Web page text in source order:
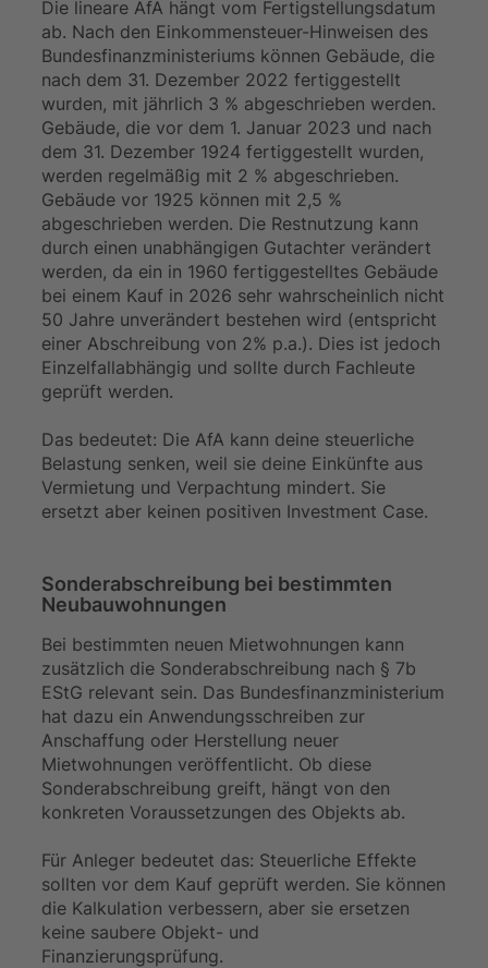
Die lineare AfA hängt vom Fertigstellungsdatum
ab. Nach den Einkommensteuer-Hinweisen des
Bundesfinanzministeriums können Gebäude, die
nach dem 31. Dezember 2022 fertiggestellt
wurden, mit jährlich 3 % abgeschrieben werden.
Gebäude, die vor dem 1. Januar 2023 und nach
dem 31. Dezember 1924 fertiggestellt wurden,
werden regelmäßig mit 2 % abgeschrieben.
Gebäude vor 1925 können mit 2,5 %
abgeschrieben werden. Die Restnutzung kann
durch einen unabhängigen Gutachter verändert
werden, da ein in 1960 fertiggestelltes Gebäude
bei einem Kauf in 2026 sehr wahrscheinlich nicht
50 Jahre unverändert bestehen wird (entspricht
einer Abschreibung von 2% p.a.). Dies ist jedoch
Einzelfallabhängig und sollte durch Fachleute
geprüft werden.
Das bedeutet: Die AfA kann deine steuerliche
Belastung senken, weil sie deine Einkünfte aus
Vermietung und Verpachtung mindert. Sie
ersetzt aber keinen positiven Investment Case.
Sonderabschreibung bei bestimmten
Neubauwohnungen
Bei bestimmten neuen Mietwohnungen kann
zusätzlich die Sonderabschreibung nach § 7b
EStG relevant sein. Das Bundesfinanzministerium
hat dazu ein Anwendungsschreiben zur
Anschaffung oder Herstellung neuer
Mietwohnungen veröffentlicht. Ob diese
Sonderabschreibung greift, hängt von den
konkreten Voraussetzungen des Objekts ab.
Für Anleger bedeutet das: Steuerliche Effekte
sollten vor dem Kauf geprüft werden. Sie können
die Kalkulation verbessern, aber sie ersetzen
keine saubere Objekt- und
Finanzierungsprüfung.